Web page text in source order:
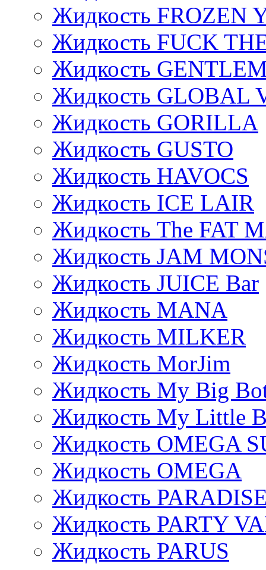
Жидкость FROZEN
Жидкость FUCK
Жидкость
Жидкость GLOBAL
Жидкость GORILLA
Жидкость GUSTO
Жидкость HAVOCS
Жидкость ICE LAIR
Жидкость The FAT
Жидкость JAM
Жидкость JUICE Bar
Жидкость MANA
Жидкость MILKER
Жидкость MorJim
Жидкость My Big
Жидкость My Little
Жидкость OMEGA
Жидкость OMEGA
Жидкость
Жидкость PARTY
Жидкость PARUS